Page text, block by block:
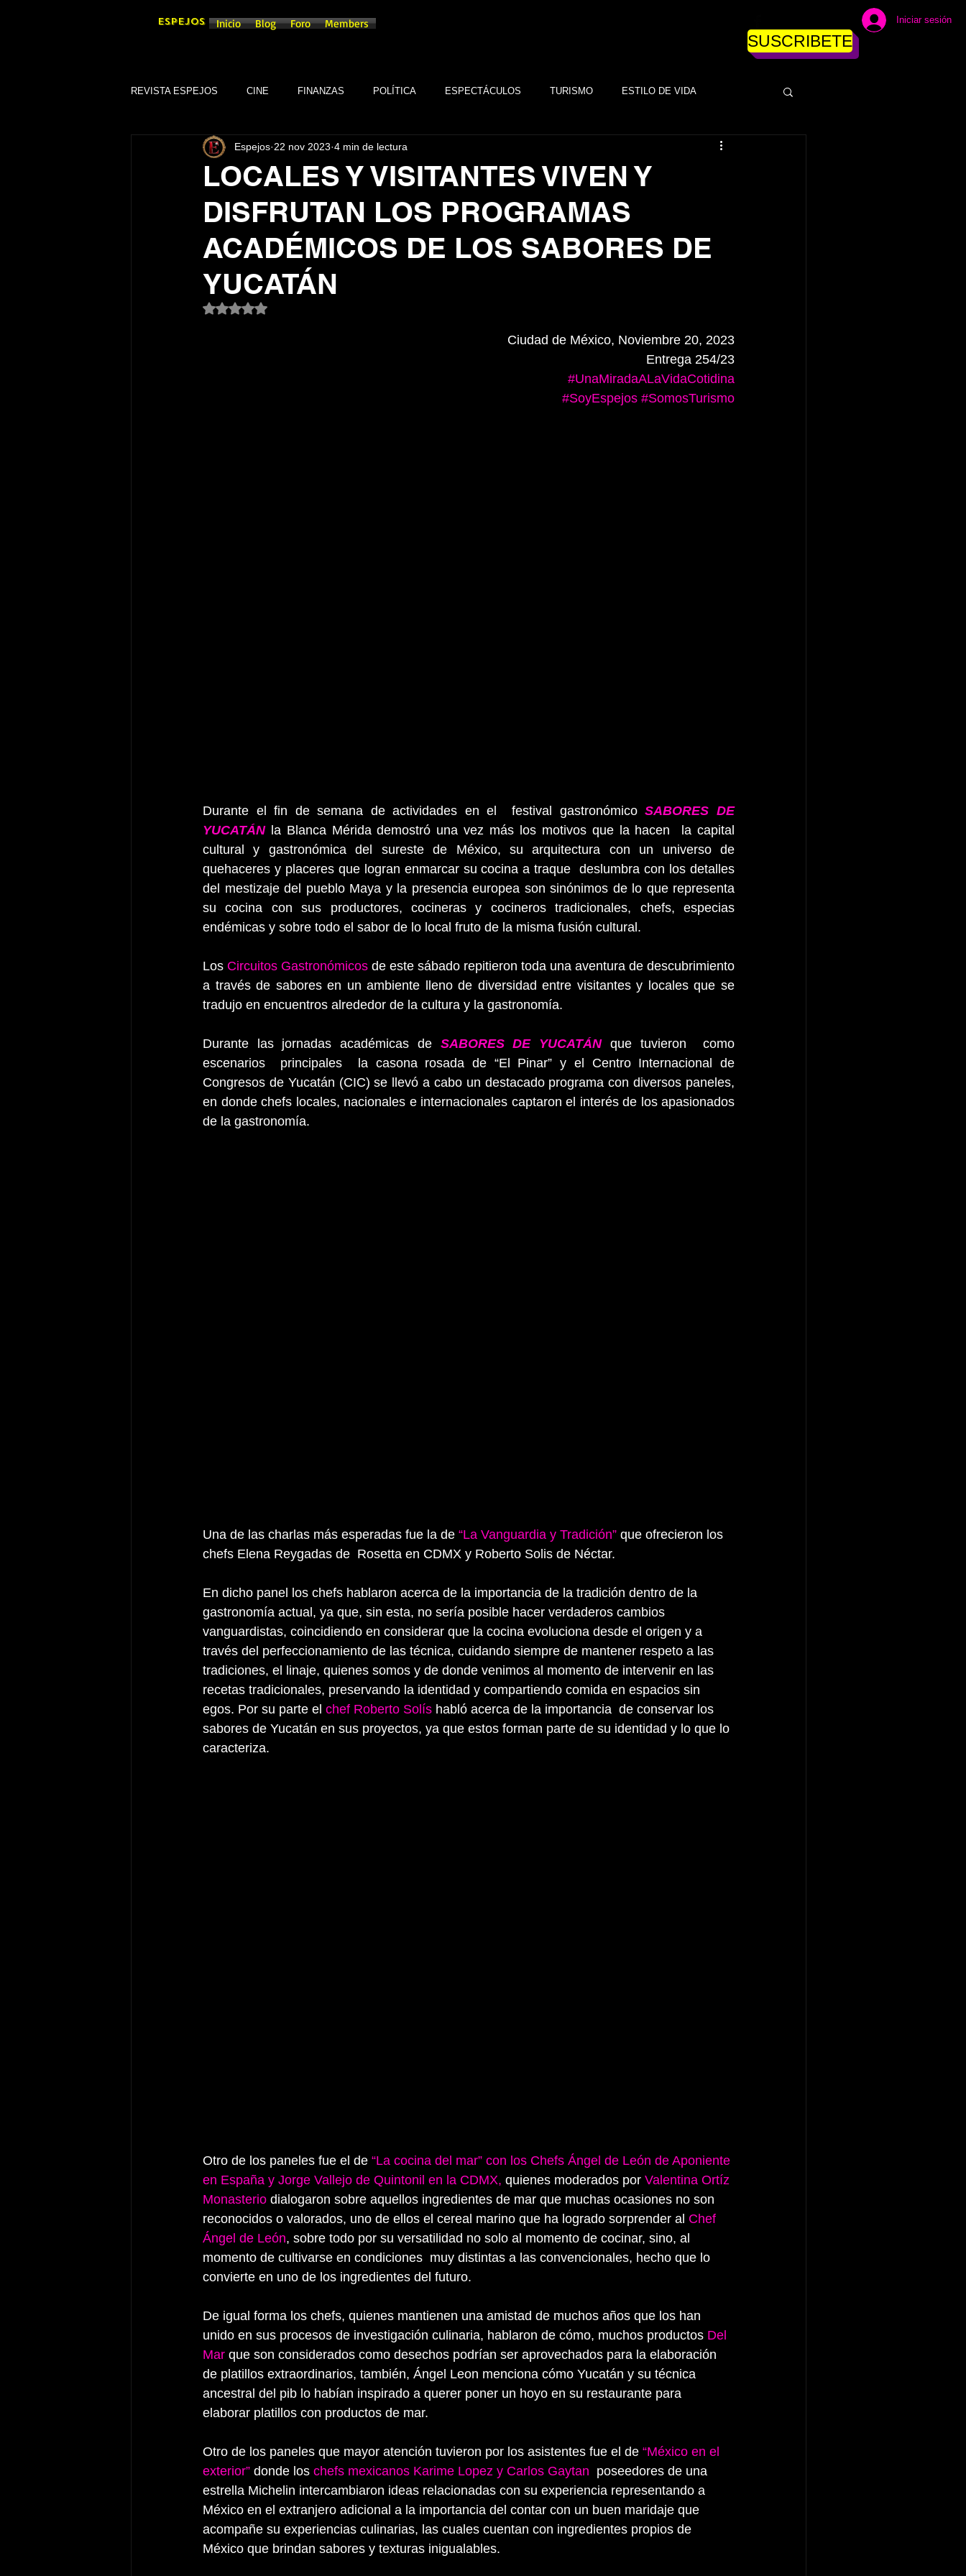
ESPEJOS Inicio Blog Foro Members
SUSCRIBETE
Iniciar sesión
REVISTA ESPEJOS CINE FINANZAS POLÍTICA ESPECTÁCULOS TURISMO ESTILO DE VIDA
DEPORTES SOCIEDAD TECNOLOGÍA
SINDICATOS FSTSE CINE ESPECTÁCULOS ALTRUISMO EMPRESAS
LOCALES Y VISITANTES VIVEN Y
DISFRUTAN LOS PROGRAMAS
ACADÉMICOS DE LOS SABORES DE
YUCATÁN
Espejos 22 nov 2023 4 min de lectura
Obtuvo NaN de 5 estrellas.
Ciudad de México, Noviembre 20, 2023
Entrega 254/23
#UnaMiradaALaVidaCotidina
#SoyEspejos #SomosTurismo
Durante el fin de semana de actividades en el  festival gastronómico SABORES DE
YUCATÁN la Blanca Mérida demostró una vez más los motivos que la hacen  la capital
cultural y gastronómica del sureste de México, su arquitectura con un universo de
quehaceres y placeres que logran enmarcar su cocina a traque  deslumbra con los detalles
del mestizaje del pueblo Maya y la presencia europea son sinónimos de lo que representa
su cocina con sus productores, cocineras y cocineros tradicionales, chefs, especias
endémicas y sobre todo el sabor de lo local fruto de la misma fusión cultural.
Los Circuitos Gastronómicos de este sábado repitieron toda una aventura de descubrimiento
a través de sabores en un ambiente lleno de diversidad entre visitantes y locales que se
tradujo en encuentros alrededor de la cultura y la gastronomía.
Durante las jornadas académicas de SABORES DE YUCATÁN que tuvieron  como
escenarios  principales  la casona rosada de “El Pinar” y el Centro Internacional de
Congresos de Yucatán (CIC) se llevó a cabo un destacado programa con diversos paneles,
en donde chefs locales, nacionales e internacionales captaron el interés de los apasionados
de la gastronomía.
Una de las charlas más esperadas fue la de “La Vanguardia y Tradición” que ofrecieron los
chefs Elena Reygadas de  Rosetta en CDMX y Roberto Solis de Néctar.
En dicho panel los chefs hablaron acerca de la importancia de la tradición dentro de la
gastronomía actual, ya que, sin esta, no sería posible hacer verdaderos cambios
vanguardistas, coincidiendo en considerar que la cocina evoluciona desde el origen y a
través del perfeccionamiento de las técnica, cuidando siempre de mantener respeto a las
tradiciones, el linaje, quienes somos y de donde venimos al momento de intervenir en las
recetas tradicionales, preservando la identidad y compartiendo comida en espacios sin
egos. Por su parte el chef Roberto Solís habló acerca de la importancia  de conservar los
sabores de Yucatán en sus proyectos, ya que estos forman parte de su identidad y lo que lo
caracteriza.
Otro de los paneles fue el de “La cocina del mar” con los Chefs Ángel de León de Aponiente
en España y Jorge Vallejo de Quintonil en la CDMX, quienes moderados por Valentina Ortíz
Monasterio dialogaron sobre aquellos ingredientes de mar que muchas ocasiones no son
reconocidos o valorados, uno de ellos el cereal marino que ha logrado sorprender al Chef
Ángel de León, sobre todo por su versatilidad no solo al momento de cocinar, sino, al
momento de cultivarse en condiciones  muy distintas a las convencionales, hecho que lo
convierte en uno de los ingredientes del futuro.
De igual forma los chefs, quienes mantienen una amistad de muchos años que los han
unido en sus procesos de investigación culinaria, hablaron de cómo, muchos productos Del
Mar que son considerados como desechos podrían ser aprovechados para la elaboración
de platillos extraordinarios, también, Ángel Leon menciona cómo Yucatán y su técnica
ancestral del pib lo habían inspirado a querer poner un hoyo en su restaurante para
elaborar platillos con productos de mar.
Otro de los paneles que mayor atención tuvieron por los asistentes fue el de “México en el
exterior” donde los chefs mexicanos Karime Lopez y Carlos Gaytan
  poseedores de una
estrella Michelin intercambiaron ideas relacionadas con su experiencia representando a
México en el extranjero adicional a la importancia del contar con un buen maridaje que
acompañe su experiencias culinarias, las cuales cuentan con ingredientes propios de
México que brindan sabores y texturas inigualables.